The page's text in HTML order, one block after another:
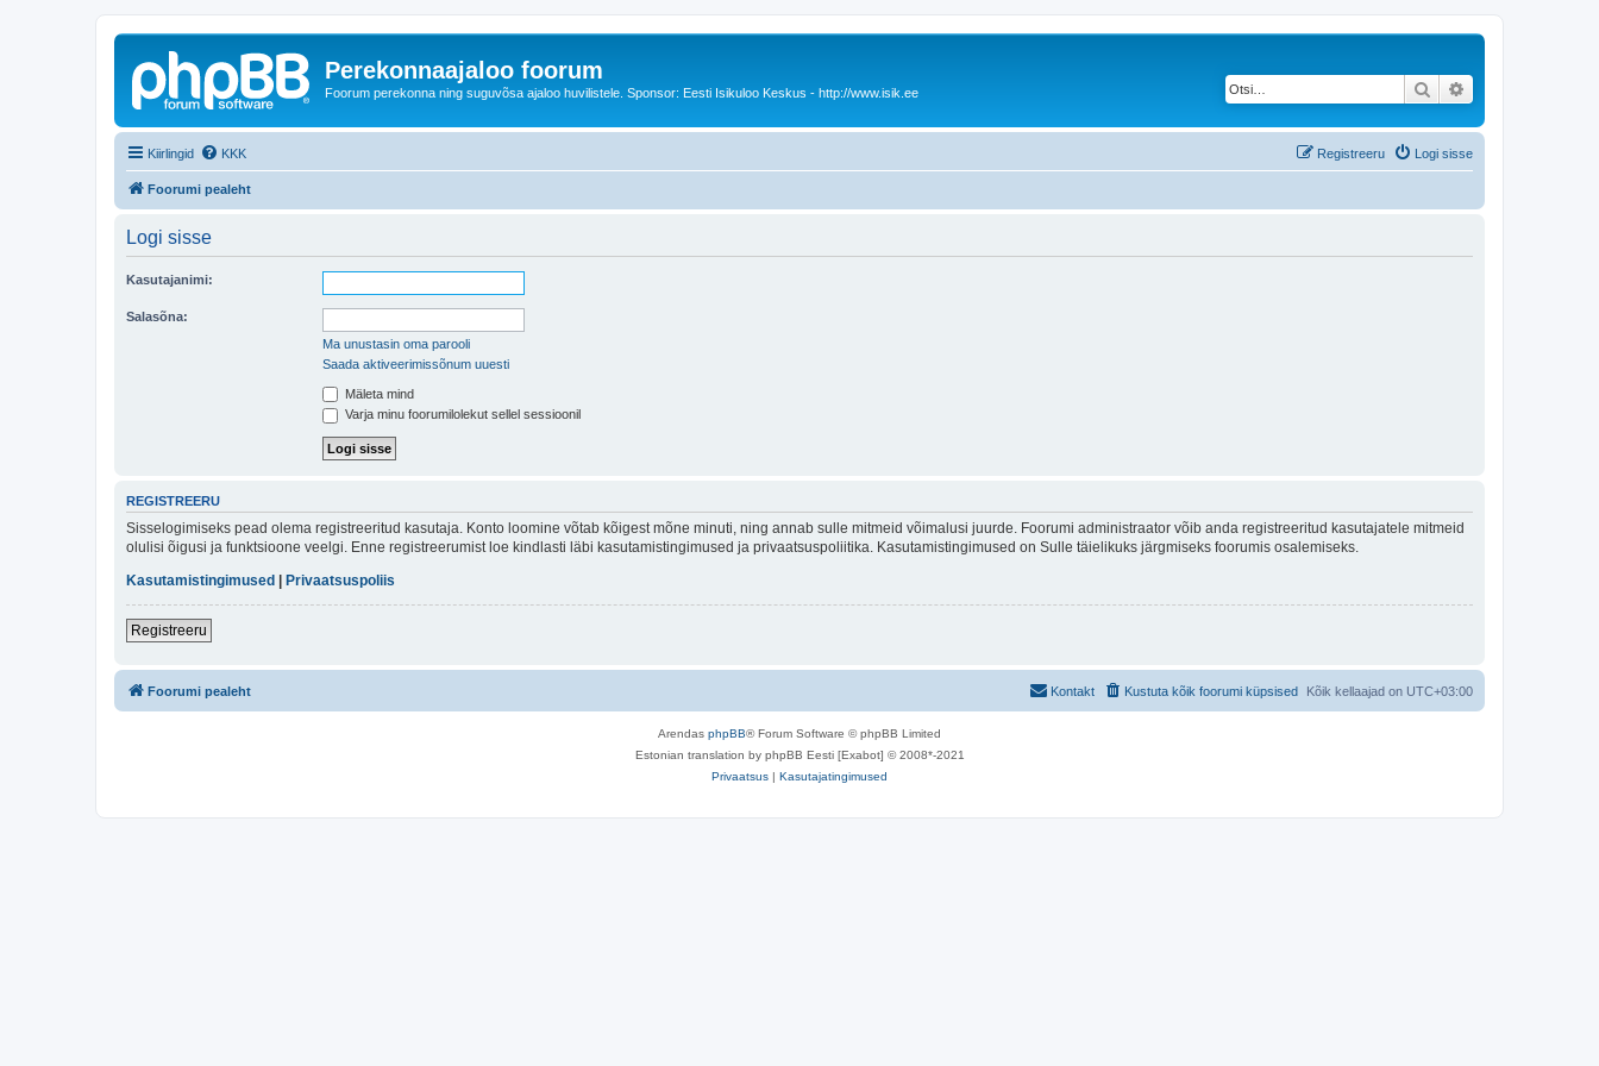
Perekonnaajaloo foorum
Foorum perekonna ning suguvõsa ajaloo huvilistele. Sponsor: Eesti Isikuloo Keskus - http://www.isik.ee Otsi
Kiirlingid KKK Logi sisse
Registreeru
Foorumi pealeht
Logi sisse
Kasutajanimi:
Salasõna:
Ma unustasin oma parooli
Saada aktiveerimissõnum uuesti
Mäleta mind
Varja minu foorumilolekut sellel sessioonil
REGISTREERU
Sisselogimiseks pead olema registreeritud kasutaja. Konto loomine võtab kõigest mõne minuti, ning annab sulle mitmeid võimalusi juurde. Foorumi administraator võib anda registreeritud kasutajatele mitmeid
olulisi õigusi ja funktsioone veelgi. Enne registreerumist loe kindlasti läbi kasutamistingimused ja privaatsuspoliitika. Kasutamistingimused on Sulle täielikuks järgmiseks foorumis osalemiseks.
Kasutamistingimused
Privaatsuspoliis
Registreeru
Foorumi pealeht Kõik kellaajad on UTC+03:00
Kustuta kõik foorumi küpsised
Kontakt
Arendas phpBB® Forum Software © phpBB Limited
Estonian translation by phpBB Eesti [Exabot] © 2008*-2021
Privaatsus | Kasutajatingimused